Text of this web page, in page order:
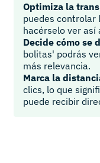
Optimiza la
puedes controlar
hacérselo ver así
Decide cómo
bolitas' podrás
más relevancia.
Marca la
clics, lo que
puede recibir